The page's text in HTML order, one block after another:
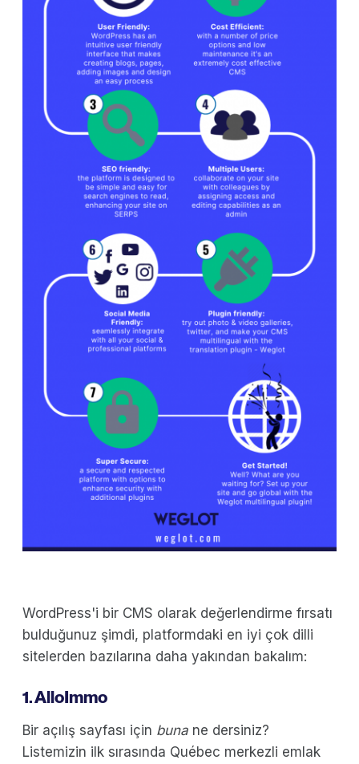
WordPress'i bir CMS olarak değerlendirme fırsatı
bulduğunuz şimdi, platformdaki en iyi çok dilli
sitelerden bazılarına daha yakından bakalım:
1. AlloImmo
Bir açılış sayfası için buna ne dersiniz?
Listemizin ilk sırasında Québec merkezli emlak